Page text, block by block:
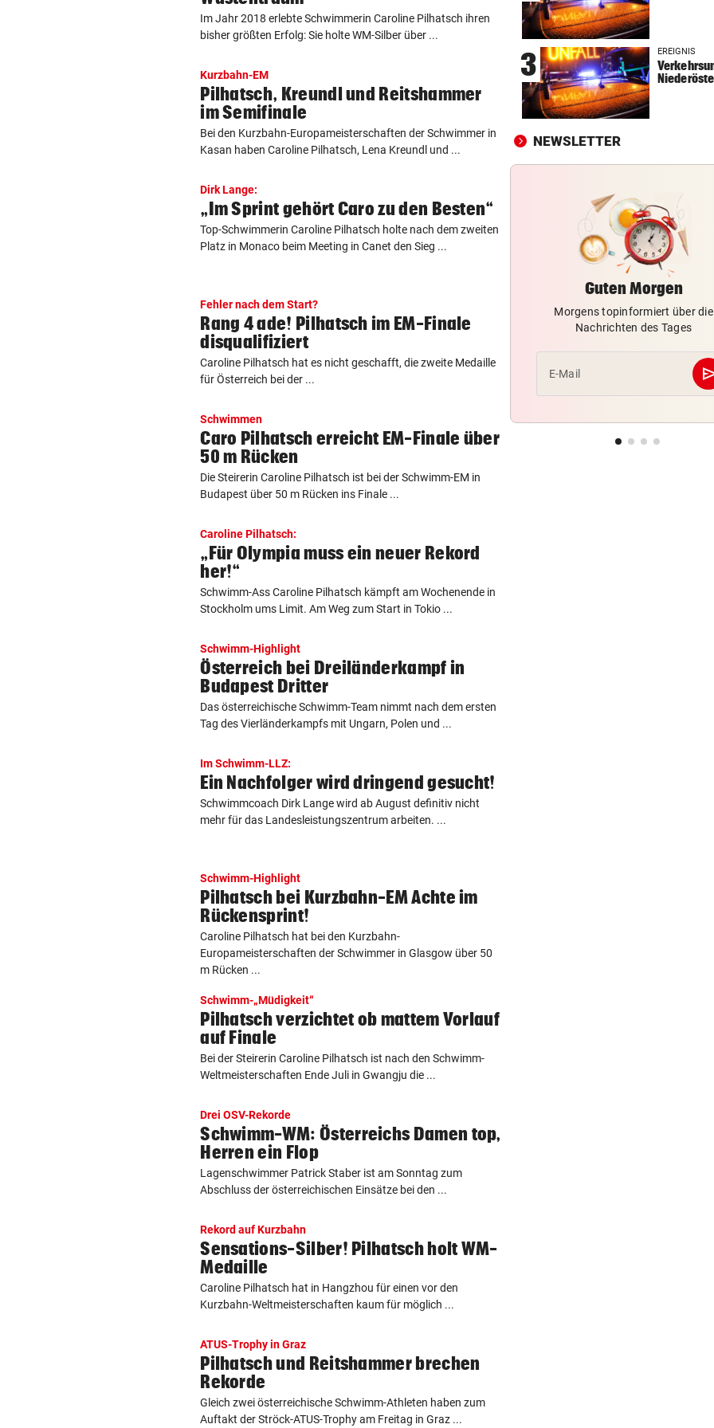
Im Jahr 2018 erlebte Schwimmerin Caroline Pilhatsch ihren
bisher größten Erfolg: Sie holte WM-Silber über ...
Kurzbahn-EM
Pilhatsch, Kreundl und Reitshammer
im Semifinale
Bei den Kurzbahn-Europameisterschaften der Schwimmer in
Kasan haben Caroline Pilhatsch, Lena Kreundl und ...
Dirk Lange:
„Im Sprint gehört Caro zu den Besten“
Top-Schwimmerin Caroline Pilhatsch holte nach dem zweiten
Platz in Monaco beim Meeting in Canet den Sieg ...
Fehler nach dem Start?
Rang 4 ade! Pilhatsch im EM-Finale
disqualifiziert
Caroline Pilhatsch hat es nicht geschafft, die zweite Medaille
für Österreich bei der ...
Schwimmen
Caro Pilhatsch erreicht EM-Finale über
50 m Rücken
Die Steirerin Caroline Pilhatsch ist bei der Schwimm-EM in
Budapest über 50 m Rücken ins Finale ...
Caroline Pilhatsch:
„Für Olympia muss ein neuer Rekord
her!“
Schwimm-Ass Caroline Pilhatsch kämpft am Wochenende in
Stockholm ums Limit. Am Weg zum Start in Tokio ...
Schwimm-Highlight
Österreich bei Dreiländerkampf in
Budapest Dritter
Das österreichische Schwimm-Team nimmt nach dem ersten
Tag des Vierländerkampfs mit Ungarn, Polen und ...
Im Schwimm-LLZ:
Ein Nachfolger wird dringend gesucht!
Schwimmcoach Dirk Lange wird ab August definitiv nicht
mehr für das Landesleistungszentrum arbeiten. ...
Schwimm-Highlight
Pilhatsch bei Kurzbahn-EM Achte im
Rückensprint!
Caroline Pilhatsch hat bei den Kurzbahn-
Europameisterschaften der Schwimmer in Glasgow über 50
m Rücken ...
Schwimm-„Müdigkeit“
Pilhatsch verzichtet ob mattem Vorlauf
auf Finale
Bei der Steirerin Caroline Pilhatsch ist nach den Schwimm-
Weltmeisterschaften Ende Juli in Gwangju die ...
Drei OSV-Rekorde
Schwimm-WM: Österreichs Damen top,
Herren ein Flop
Lagenschwimmer Patrick Staber ist am Sonntag zum
Abschluss der österreichischen Einsätze bei den ...
Rekord auf Kurzbahn
Sensations-Silber! Pilhatsch holt WM-
Medaille
Caroline Pilhatsch hat in Hangzhou für einen vor den
Kurzbahn-Weltmeisterschaften kaum für möglich ...
ATUS-Trophy in Graz
Pilhatsch und Reitshammer brechen
Rekorde
Gleich zwei österreichische Schwimm-Athleten haben zum
Auftakt der Ströck-ATUS-Trophy am Freitag in Graz ...
LIEFERING VERLIERT
Enttäuschende Zweitliga-
Rückkehr nach Grödig
2. LIGA – 2. RUNDE
Fehlstart komplett! Nächste
WANDERER AUSGEFLOGEN vor
Dramatik im Valser Tal
3 EREIGNIS
NEWSLETTER
Guten Morgen
Morgens topinformiert über die
Nachrichten des Tages
E-Mail